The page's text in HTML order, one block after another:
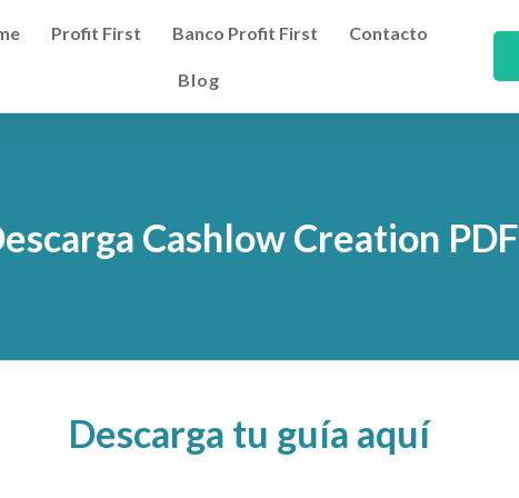
Profit First Banco Profit First Contacto
Blog
Cashlow Creation PDF
Descarga tu guía aquí